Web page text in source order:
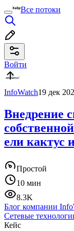
Все потоки
Войти
InfoWatch19 дек
Внедрение
ели кактус
Простой
10 мин
8.3K
Блог компании
Сетевые
Кейс